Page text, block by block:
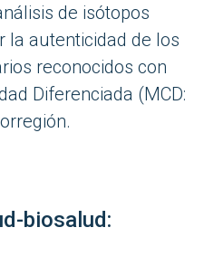
de isótopos
la autenticidad de los
reconocidos con
Diferenciada (MCD:
biosalud: